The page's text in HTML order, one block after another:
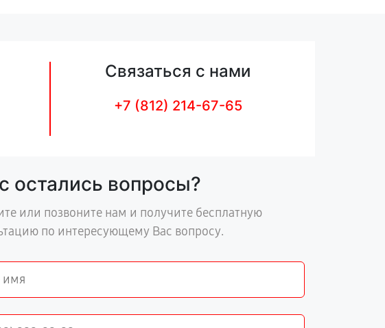
Связаться с нами
+7 (812) 214-67-65
остались вопросы?
или позвоните нам и получите бесплатную
по интересующему Вас вопросу.